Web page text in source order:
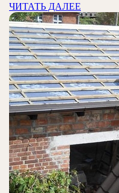
ЧИТАТЬ ДАЛЕЕ
ДАЛЕЕ